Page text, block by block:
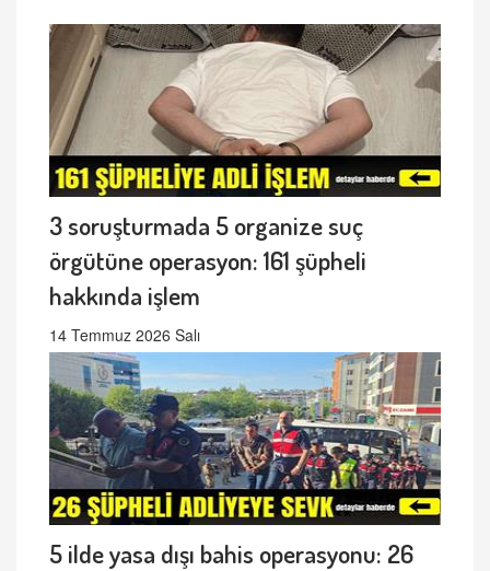
3 soruşturmada 5 organize suç
örgütüne operasyon: 161 şüpheli
hakkında işlem
14 Temmuz 2026 Salı
5 ilde yasa dışı bahis operasyonu: 26